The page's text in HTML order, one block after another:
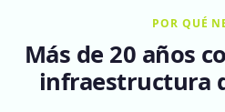
POR QUÉ
Más de 20 años
infraestructura